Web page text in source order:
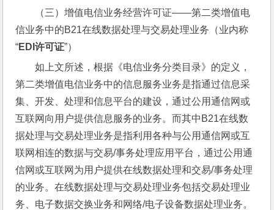
（三）增值电信业务经营许可证——第二类增值电
信业务中的B21在线数据处理与交易处理业务（业内称
“EDI许可证”）
如上文所述，根据《电信业务分类目录》的定义，
第二类增值电信业务中的信息服务业务是指通过信息采
集、开发、处理和信息平台的建设，通过公用通信网或
互联网向用户提供信息服务的业务。而其中B21在线数
据处理与交易处理业务是指利用各种与公用通信网或互
联网相连的数据与交易/事务处理应用平台，通过公用通
信网或互联网为用户提供在线数据处理和交易/事务处理
的业务。在线数据处理与交易处理业务包括交易处理业
务、电子数据交换业务和网络/电子设备数据处理业务。